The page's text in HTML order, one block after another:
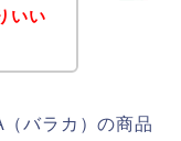
いい
バラカ）の商品